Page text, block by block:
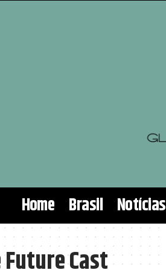
Home Brasil Notícias
Cast